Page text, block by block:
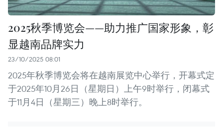
2025秋季博览会——助力推广国家形象，彰
显越南品牌实力
23/10/2025 08:01
2025年秋季博览会将在越南展览中心举行，开幕式定
于2025年10月26日（星期日）上午9时举行，闭幕式
于11月4日（星期三）晚上8时举行。